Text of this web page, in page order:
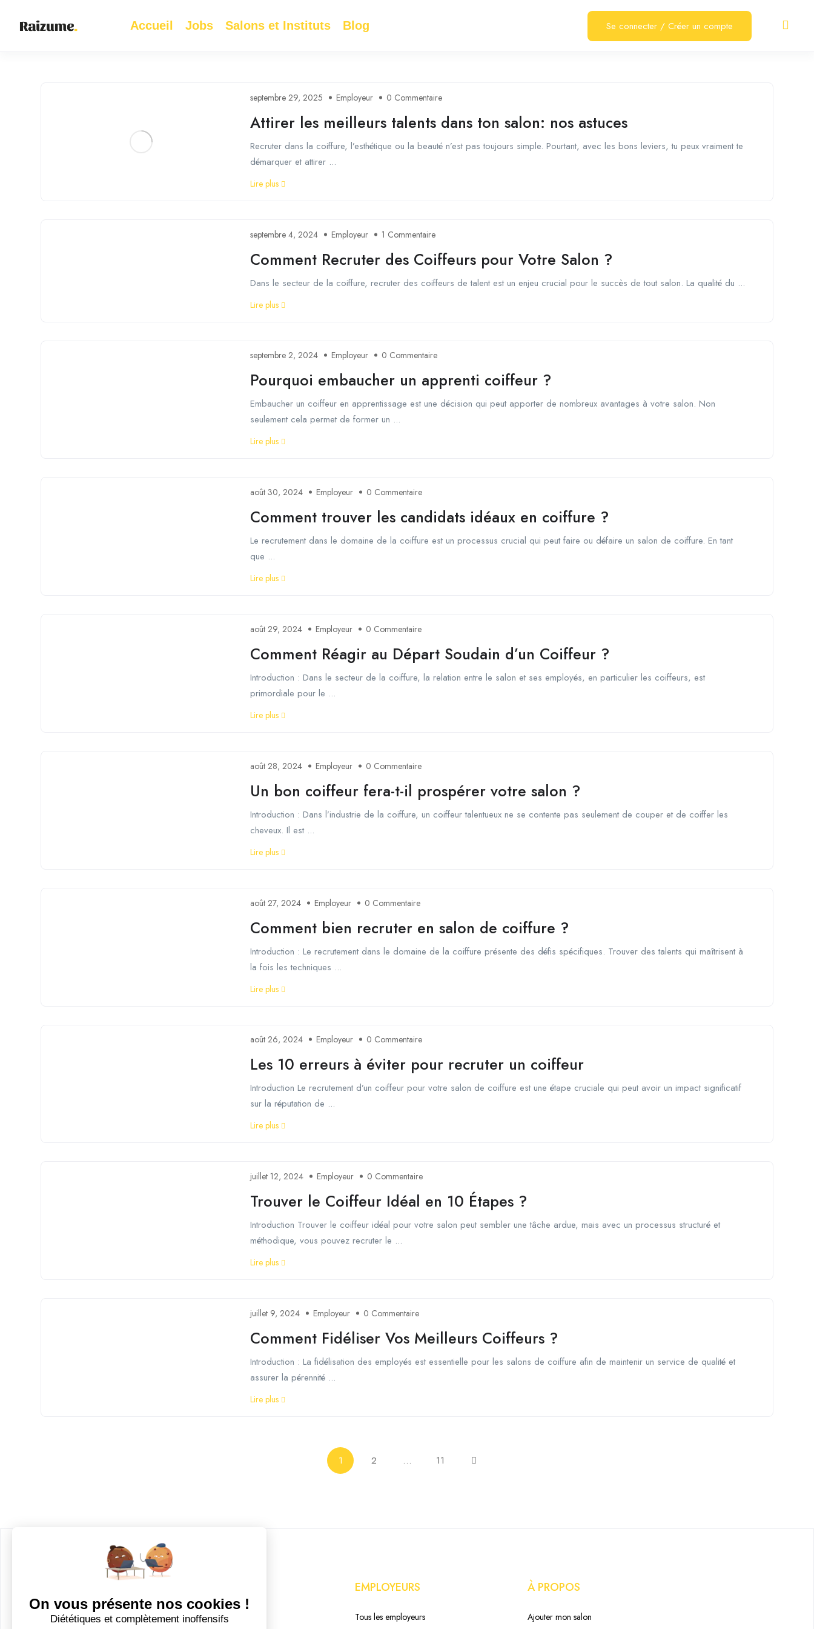
Accueil Jobs Salons et Instituts Blog Se connecter / Créer un compte
septembre 29, 2025 Employeur 0 Commentaire
Attirer les meilleurs talents dans ton salon: nos astuces
Recruter dans la coiffure, l’esthétique ou la beauté n’est pas toujours simple. Pourtant, avec les bons leviers, tu peux vraiment te
démarquer et attirer ...
Lire plus
septembre 4, 2024 Employeur 1 Commentaire
Comment Recruter des Coiffeurs pour Votre Salon ?
Dans le secteur de la coiffure, recruter des coiffeurs de talent est un enjeu crucial pour le succès de tout salon. La qualité du ...
Lire plus
septembre 2, 2024 Employeur 0 Commentaire
Pourquoi embaucher un apprenti coiffeur ?
Embaucher un coiffeur en apprentissage est une décision qui peut apporter de nombreux avantages à votre salon. Non
seulement cela permet de former un ...
Lire plus
août 30, 2024 Employeur 0 Commentaire
Comment trouver les candidats idéaux en coiffure ?
Le recrutement dans le domaine de la coiffure est un processus crucial qui peut faire ou défaire un salon de coiffure. En tant
que ...
Lire plus
août 29, 2024 Employeur 0 Commentaire
Comment Réagir au Départ Soudain d’un Coiffeur ?
Introduction : Dans le secteur de la coiffure, la relation entre le salon et ses employés, en particulier les coiffeurs, est
primordiale pour le ...
Lire plus
août 28, 2024 Employeur 0 Commentaire
Un bon coiffeur fera-t-il prospérer votre salon ?
Introduction : Dans l’industrie de la coiffure, un coiffeur talentueux ne se contente pas seulement de couper et de coiffer les
cheveux. Il est ...
Lire plus
août 27, 2024 Employeur 0 Commentaire
Comment bien recruter en salon de coiffure ?
Introduction : Le recrutement dans le domaine de la coiffure présente des défis spécifiques. Trouver des talents qui maîtrisent à
la fois les techniques ...
Lire plus
août 26, 2024 Employeur 0 Commentaire
Les 10 erreurs à éviter pour recruter un coiffeur
Introduction Le recrutement d’un coiffeur pour votre salon de coiffure est une étape cruciale qui peut avoir un impact significatif
sur la réputation de ...
Lire plus
juillet 12, 2024 Employeur 0 Commentaire
Trouver le Coiffeur Idéal en 10 Étapes ?
Introduction Trouver le coiffeur idéal pour votre salon peut sembler une tâche ardue, mais avec un processus structuré et
méthodique, vous pouvez recruter le ...
Lire plus
juillet 9, 2024 Employeur 0 Commentaire
Comment Fidéliser Vos Meilleurs Coiffeurs ?
Introduction : La fidélisation des employés est essentielle pour les salons de coiffure afin de maintenir un service de qualité et
assurer la pérennité ...
Lire plus
1 2 … 11
Toutes les annonces
EMPLOYEURS
Tous les employeurs
À PROPOS
Ajouter mon salon